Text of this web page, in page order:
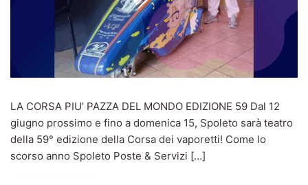
LA CORSA PIU’ PAZZA DEL MONDO EDIZIONE 59 Dal 12
giugno prossimo e fino a domenica 15, Spoleto sarà teatro
della 59° edizione della Corsa dei vaporetti! Come lo
scorso anno Spoleto Poste & Servizi […]